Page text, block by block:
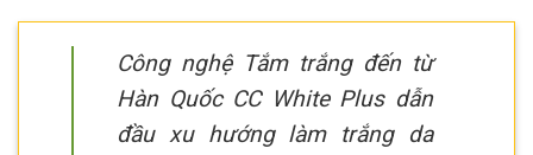
Công nghệ Tắm trắng đến từ
Hàn Quốc CC White Plus dẫn
đầu xu hướng làm trắng da